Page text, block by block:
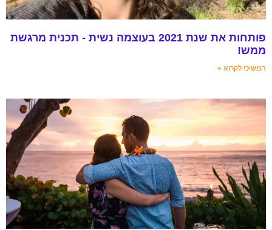
פותחות את שנת 2021 בעוצמה נשית - תכנית מרגשת
»